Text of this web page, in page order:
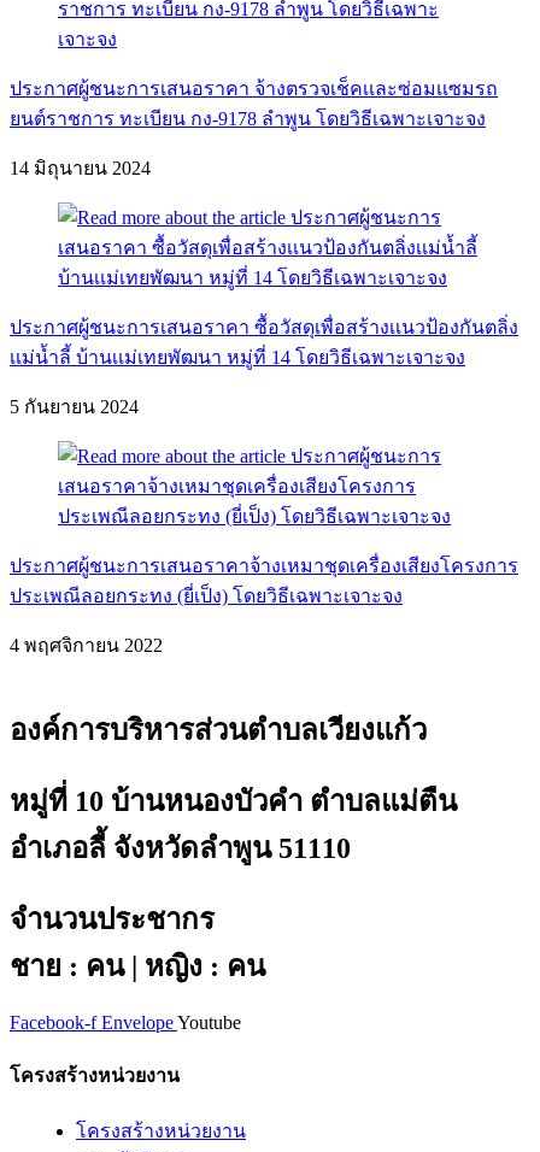
ประกาศผู้ชนะการเสนอราคา จ้างตรวจเช็คเเละซ่อมเเซมรถ
ยนต์ราชการ ทะเบียน กง-9178 ลำพูน โดยวิธีเฉพาะเจาะจง
14 มิถุนายน 2024
ประกาศผู้ชนะการเสนอราคา ซื้อวัสดุเพื่อสร้างเเนวป้องกันตลิ่ง
เเม่น้ำลี้ บ้านเเม่เทยพัฒนา หมู่ที่ 14 โดยวิธีเฉพาะเจาะจง
5 กันยายน 2024
ประกาศผู้ชนะการเสนอราคาจ้างเหมาชุดเครื่องเสียงโครงการ
ประเพณีลอยกระทง (ยี่เป็ง) โดยวิธีเฉพาะเจาะจง
4 พฤศจิกายน 2022
องค์การบริหารส่วนตำบลเวียงแก้ว
หมู่ที่ 10 บ้านหนองบัวคำ ตำบลแม่ตืน
อำเภอลี้ จังหวัดลำพูน 51110
จำนวนประชากร
ชาย : คน | หญิง : คน
Facebook-f EnvelopeYoutube
โครงสร้างหน่วยงาน
โครงสร้างหน่วยงาน